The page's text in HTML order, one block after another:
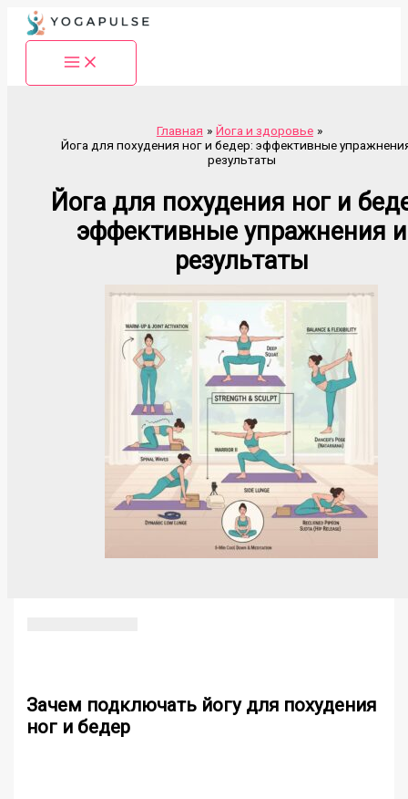
Перейти
содержимому
Главная
Йога и здоровье
Йога для похудения ног и бедер: эффективные
результаты
Йога для похудения ног и
эффективные упражнения и
результаты
Зачем подключать йогу для похудения
ног и бедер